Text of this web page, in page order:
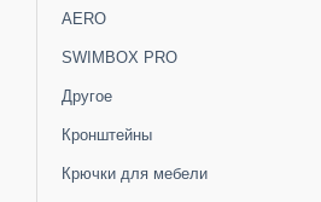
AERO
SWIMBOX PRO
Другое
Кронштейны
Крючки для мебели